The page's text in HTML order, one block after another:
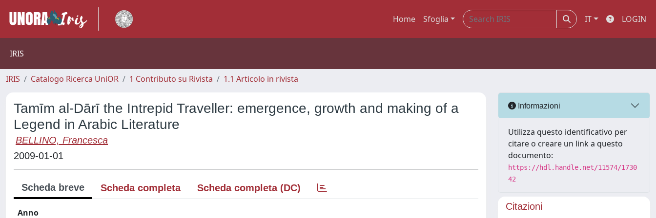
Home Sfoglia IT LOGIN
IRIS
IRIS Catalogo Ricerca UniOR 1 Contributo su Rivista 1.1 Articolo in rivista
Tamīm al-Dārī the Intrepid Traveller: emergence, growth and making of a
Legend in Arabic Literature
BELLINO, Francesca
2009-01-01
Scheda breve Scheda completa Scheda completa (DC)
Anno
Informazioni
Utilizza questo identificativo per
citare o creare un link a questo
documento:
https://hdl.handle.net/11574/1730
42
Citazioni